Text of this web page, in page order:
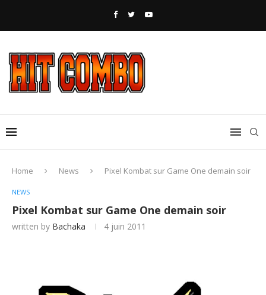
Home News Pixel Kombat sur Game One demain soir
NEWS
Pixel Kombat sur Game One demain soir
written by Bachaka 4 juin 2011